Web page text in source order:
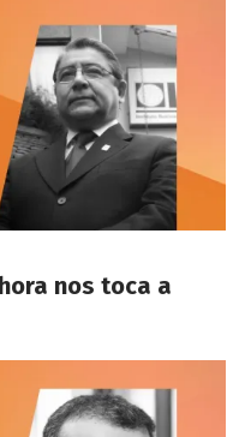
nos toca a